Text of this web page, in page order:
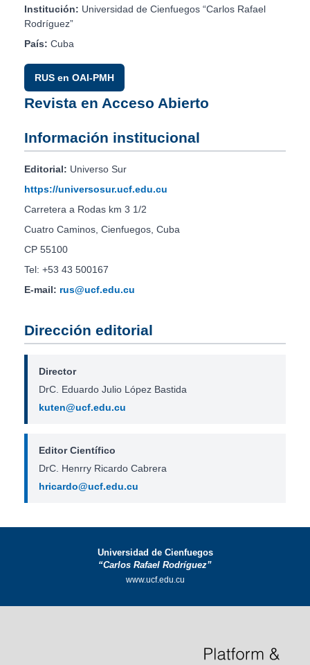
Institución: Universidad de Cienfuegos “Carlos Rafael
Rodríguez”
País: Cuba
RUS en OAI-PMH
Revista en Acceso Abierto
Información institucional
Editorial: Universo Sur
https://universosur.ucf.edu.cu
Carretera a Rodas km 3 1/2
Cuatro Caminos, Cienfuegos, Cuba
CP 55100
Tel: +53 43 500167
E-mail: rus@ucf.edu.cu
Dirección editorial
Director
DrC. Eduardo Julio López Bastida
kuten@ucf.edu.cu
Editor Científico
DrC. Henrry Ricardo Cabrera
hricardo@ucf.edu.cu
Universidad de Cienfuegos
“Carlos Rafael Rodríguez”
www.ucf.edu.cu